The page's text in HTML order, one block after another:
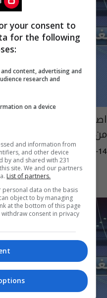
اصابة شخص يتاجر
من قبل قوة امنية شرقي
13:12 | 2019-01-14
your consent to
for the following
content, advertising and
research and
on a device
and information from
and other device
by and shared with 231
site. We and our partners
List of partners.
personal data on the basis
object to by managing
at the bottom of this page
consent in privacy